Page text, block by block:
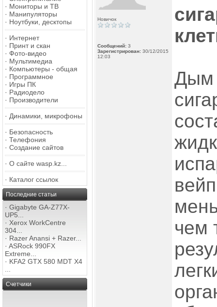
· Мониторы и ТВ
· Манипуляторы
· Ноутбуки, десктопы
· Интернет
· Принт и скан
· Фото-видео
· Мультимедиа
· Компьютеры - общая
· Программное
· Игры ПК
· Радиодело
· Производители
· Динамики, микрофоны
· Безопасность
· Телефония
· Создание сайтов
· О сайте wasp.kz...
· Каталог ссылок
Последние статьи
· Gigabyte GA-Z77X-
UP5...
· Xerox WorkCentre
304...
· Razer Anansi + Razer...
· ASRock 990FX
Extreme...
· KFA2 GTX 580 MDT X4
Счетчики
Новичок
Сообщений: 3
Зарегистрирован: 30/12/2015
12:03
Дым
чем